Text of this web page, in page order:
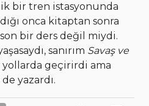
bir tren istasyonunda
onca kitaptan sonra
bir ders değil miydi.
sanırım Savaş ve
yollarda geçirirdi ama
de yazardı.